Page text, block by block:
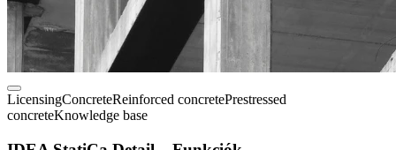
LicensingConcreteReinforced concretePrestressed
concreteKnowledge base